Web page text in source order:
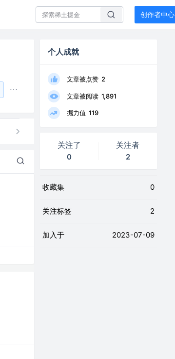
创作者中心
个人成就
文章被点赞 2
文章被阅读 1,891
掘力值 119
关注了
0
关注者
2
收藏集 0
关注标签 2
加入于 2023-07-09